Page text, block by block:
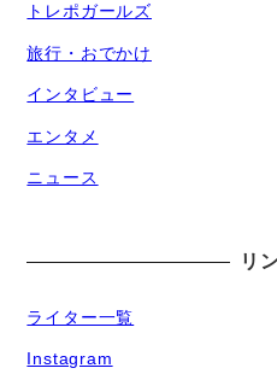
トレポガールズ
旅行・おでかけ
インタビュー
エンタメ
ニュース
リ
ライター一覧
Instagram